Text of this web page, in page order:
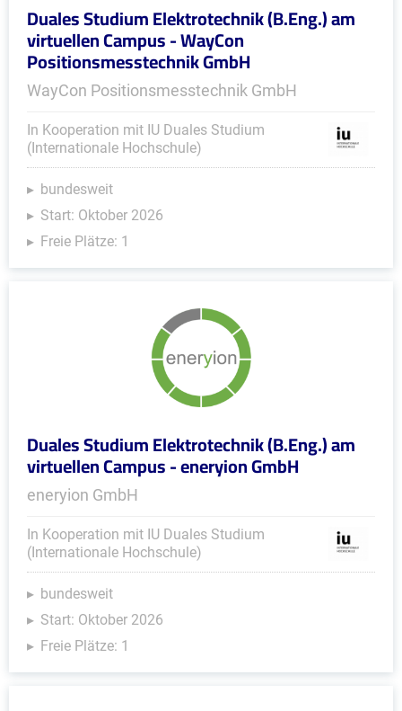
Duales Studium Elektrotechnik (B.Eng.) am
virtuellen Campus - WayCon
Positionsmesstechnik GmbH
WayCon Positionsmesstechnik GmbH
In Kooperation mit IU Duales Studium
(Internationale Hochschule)
bundesweit
Start: Oktober 2026
Freie Plätze: 1
Duales Studium Elektrotechnik (B.Eng.) am
virtuellen Campus - eneryion GmbH
eneryion GmbH
In Kooperation mit IU Duales Studium
(Internationale Hochschule)
bundesweit
Start: Oktober 2026
Freie Plätze: 1